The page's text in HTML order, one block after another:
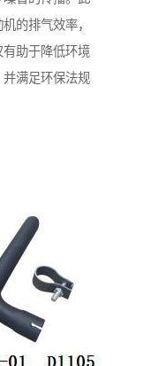
的排气效率，
助于降低环境
满足环保法规